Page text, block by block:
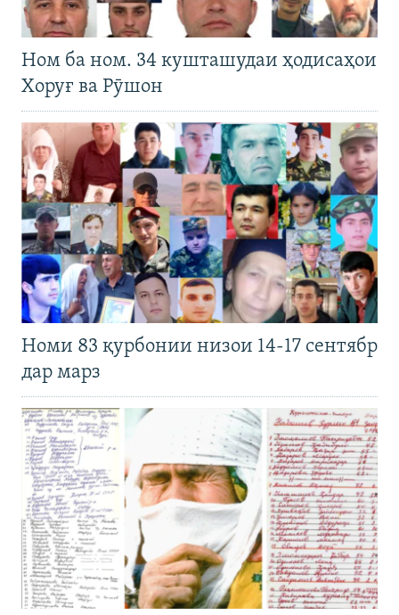
Ном ба ном. 34 кушташудаи ҳодисаҳои
Хоруғ ва Рӯшон
Номи 83 қурбонии низои 14-17 сентябр
дар марз